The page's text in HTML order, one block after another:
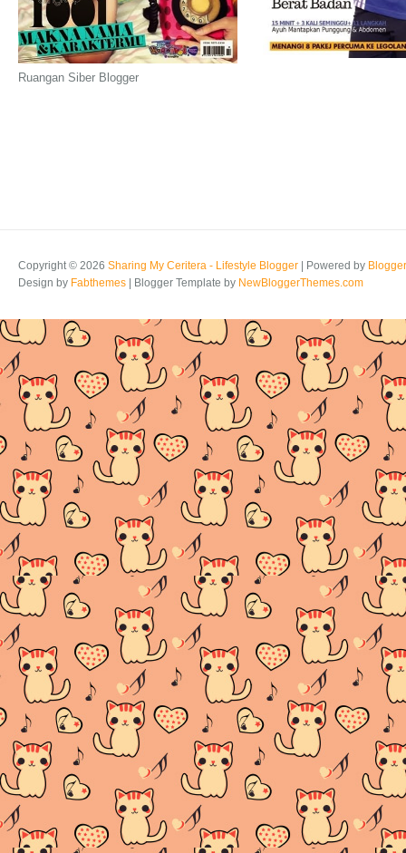
Ruangan Siber Blogger
Copyright © 2026 Sharing My Ceritera - Lifestyle Blogger | Powered by Blogger
Design by Fabthemes | Blogger Template by NewBloggerThemes.com